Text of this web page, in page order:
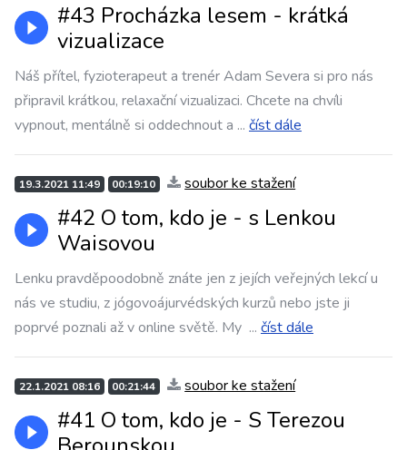
#43 Procházka lesem - krátká
vizualizace
Náš přítel, fyzioterapeut a trenér Adam Severa si pro nás
připravil krátkou, relaxační vizualizaci. Chcete na chvíli
vypnout, mentálně si oddechnout a ... číst dále
19.3.2021 11:49 00:19:10 soubor ke stažení
#42 O tom, kdo je - s Lenkou
Waisovou
Lenku pravděpoodobně znáte jen z jejích veřejných lekcí u
nás ve studiu, z jógovoájurvédských kurzů nebo jste ji
poprvé poznali až v online světě. My ... číst dále
22.1.2021 08:16 00:21:44 soubor ke stažení
#41 O tom, kdo je - S Terezou